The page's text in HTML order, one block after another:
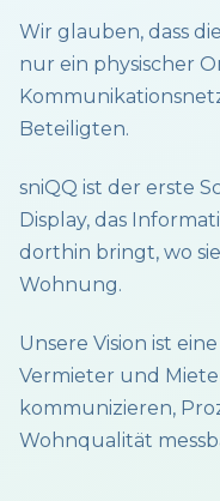
Wir glauben, dass
nur ein physischer
Beteiligten.
sniQQ ist der erste
Display, das
dorthin bringt, wo
Wohnung.
Unsere Vision ist
Vermieter und
kommunizieren,
Wohnqualität